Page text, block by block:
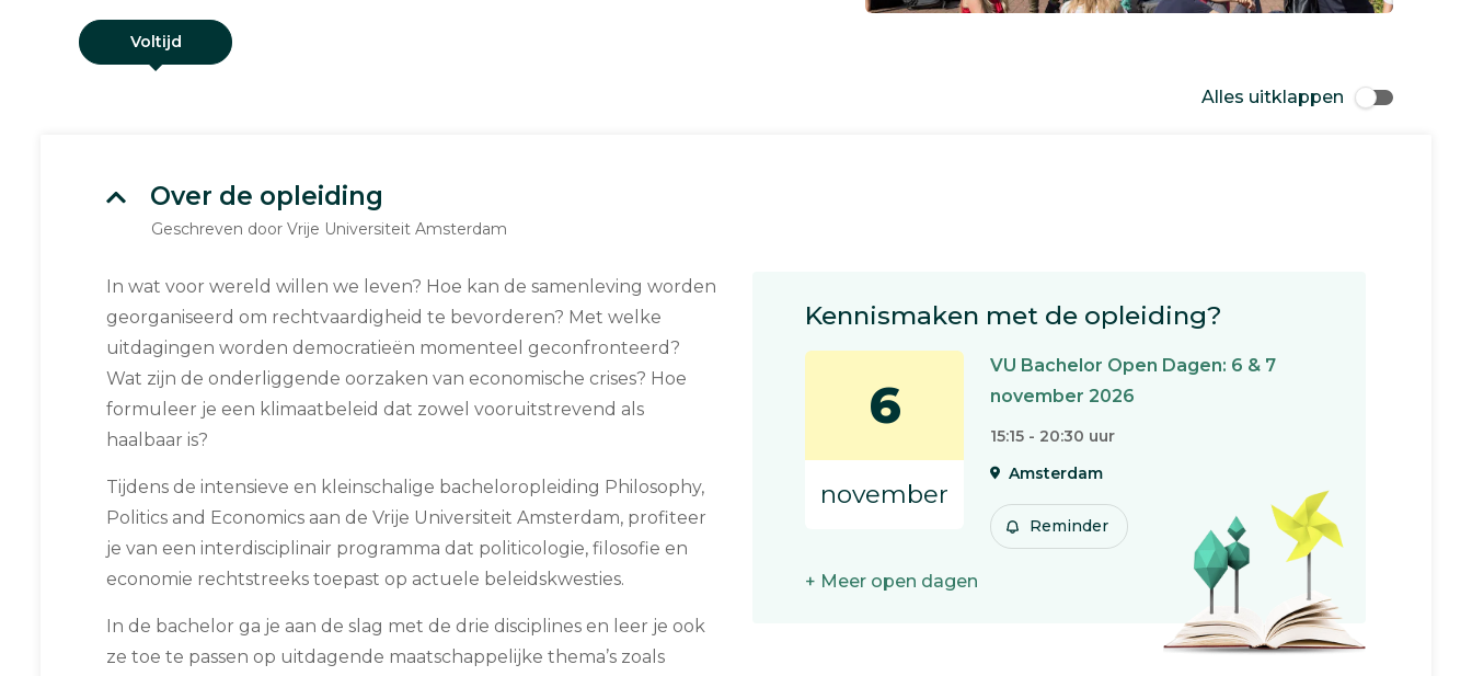
Voltijd
Alles uitklappen
Over de opleiding
Geschreven door Vrije Universiteit Amsterdam
In wat voor wereld willen we leven? Hoe kan de samenleving worden
georganiseerd om rechtvaardigheid te bevorderen? Met welke
uitdagingen worden democratieën momenteel geconfronteerd?
Wat zijn de onderliggende oorzaken van economische crises? Hoe
formuleer je een klimaatbeleid dat zowel vooruitstrevend als
haalbaar is?
Tijdens de intensieve en kleinschalige bacheloropleiding Philosophy,
Politics and Economics aan de Vrije Universiteit Amsterdam, profiteer
je van een interdisciplinair programma dat politicologie, filosofie en
economie rechtstreeks toepast op actuele beleidskwesties.
In de bachelor ga je aan de slag met de drie disciplines en leer je ook
ze toe te passen op uitdagende maatschappelijke thema’s zoals
Kennismaken met de opleiding?
6
november
VU Bachelor Open Dagen: 6 & 7
november 2026
15:15 - 20:30 uur
Amsterdam
Reminder
+ Meer open dagen